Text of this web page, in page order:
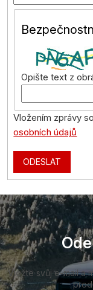
Opište text z
Vložením zprávy
osobních údajů
ODESLAT
Z
á
p
a
t
í Vložte svůj e-mail a